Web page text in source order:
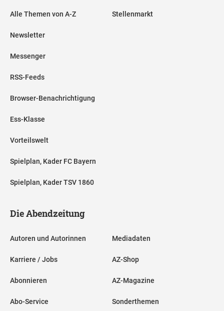
Alle Themen von A-Z
Newsletter
Messenger
RSS-Feeds
Browser-Benachrichtigung
Ess-Klasse
Vorteilswelt
Spielplan, Kader FC Bayern
Spielplan, Kader TSV 1860
Stellenmarkt
Die Abendzeitung
Autoren und Autorinnen
Karriere / Jobs
Abonnieren
Abo-Service
Mediadaten
AZ-Shop
AZ-Magazine
Sonderthemen